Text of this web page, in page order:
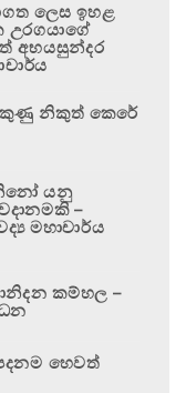
ලෙස ඉහළ
අභයසුන්දර
නිකුත් කෙරේ
යනු
–
මහාචාර්ය
කම්හල –
හෙවත්